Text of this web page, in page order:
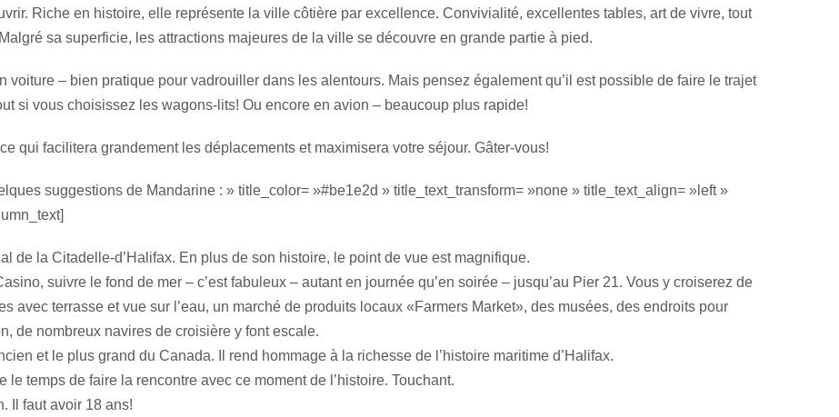
Riche en histoire, elle représente la ville côtière par excellence. Convivialité, excellentes tables, art de vivre, tout
sa superficie, les attractions majeures de la ville se découvre en grande partie à pied.
voiture – bien pratique pour vadrouiller dans les alentours. Mais pensez également qu’il est possible de faire le trajet
si vous choisissez les wagons-lits! Ou encore en avion – beaucoup plus rapide!
qui facilitera grandement les déplacements et maximisera votre séjour. Gâter-vous!
suggestions de Mandarine : » title_color= »#be1e2d » title_text_transform= »none » title_text_align= »left »
de la Citadelle-d’Halifax. En plus de son histoire, le point de vue est magnifique.
suivre le fond de mer – c’est fabuleux – autant en journée qu’en soirée – jusqu’au Pier 21. Vous y croiserez de
avec terrasse et vue sur l’eau, un marché de produits locaux «Farmers Market», des musées, des endroits pour
de nombreux navires de croisière y font escale.
et le plus grand du Canada. Il rend hommage à la richesse de l’histoire maritime d’Halifax.
le temps de faire la rencontre avec ce moment de l’histoire. Touchant.
Il faut avoir 18 ans!